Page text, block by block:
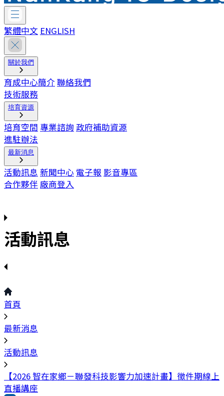
繁體中文 ENGLISH
關於我們
育成中心簡介 聯絡我們
技術服務
培育資源
培育空間 專業諮詢 政府補助資源
進駐辦法
最新消息
活動訊息 新聞中心 電子報 影音專區
合作夥伴 廠商登入
活動訊息
首頁
最新消息
活動訊息
【2026 智在家鄉－聯發科技影響力加速計畫】徵件期線上
直播講座